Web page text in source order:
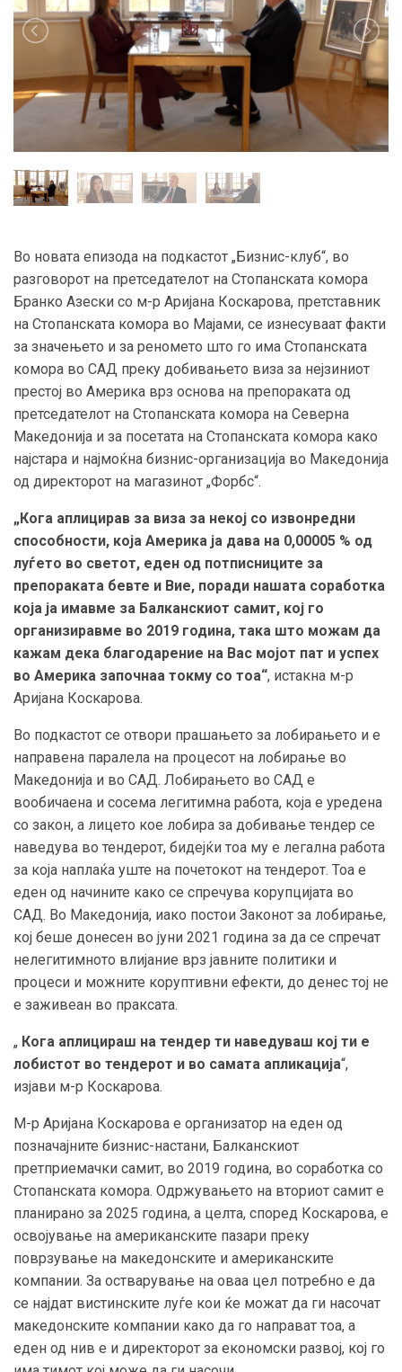
Во новата епизода на подкастот „Бизнис-клуб“, во
разговорот на претседателот на Стопанската комора
Бранко Азески со м-р Аријана Коскарова, претставник
на Стопанската комора во Мајами, се изнесуваат факти
за значењето и за реномето што го има Стопанската
комора во САД преку добивањето виза за нејзиниот
престој во Америка врз основа на препораката од
претседателот на Стопанската комора на Северна
Македонија и за посетата на Стопанската комора како
најстара и најмоќна бизнис-организација во Македонија
од директорот на магазинот „Форбс“.
„Кога аплицирав за виза за некој со извонредни
способности, која Америка ја дава на 0,00005 % од
луѓето во светот, еден од потписниците за
препораката бевте и Вие, поради нашата соработка
која ја имавме за Балканскиот самит, кој го
организиравме во 2019 година, така што можам да
кажам дека благодарение на Вас мојот пат и успех
во Америка започнаа токму со тоа“, истакна м-р
Аријана Коскарова.
Во подкастот се отвори прашањето за лобирањето и е
направена паралела на процесот на лобирање во
Македонија и во САД. Лобирањето во САД е
вообичаена и сосема легитимна работа, која е уредена
со закон, а лицето кое лобира за добивање тендер се
наведува во тендерот, бидејќи тоа му е легална работа
за која наплаќа уште на почетокот на тендерот. Тоа е
еден од начините како се спречува корупцијата во
САД. Во Македонија, иако постои Законот за лобирање,
кој беше донесен во јуни 2021 година за да се спречат
нелегитимното влијание врз јавните политики и
процеси и можните коруптивни ефекти, до денес тој не
е заживеан во праксата.
„ Кога аплицираш на тендер ти наведуваш кој ти е
лобистот во тендерот и во самата апликација“,
изјави м-р Коскарова.
М-р Аријана Коскарова е организатор на еден од
позначајните бизнис-настани, Балканскиот
претприемачки самит, во 2019 година, во соработка со
Стопанската комора. Одржувањето на вториот самит е
планирано за 2025 година, а целта, според Коскарова, е
освојување на американските пазари преку
поврзување на македонските и американските
компании. За остварување на оваа цел потребно е да
се најдат вистинските луѓе кои ќе можат да ги насочат
македонските компании како да го направат тоа, а
еден од нив е и директорот за економски развој, кој го